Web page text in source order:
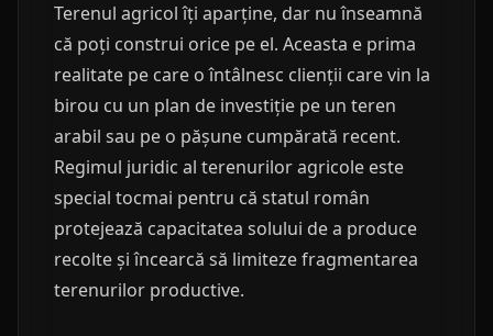
Terenul agricol îți aparține, dar nu înseamnă
că poți construi orice pe el. Aceasta e prima
realitate pe care o întâlnesc clienții care vin la
birou cu un plan de investiție pe un teren
arabil sau pe o pășune cumpărată recent.
Regimul juridic al terenurilor agricole este
special tocmai pentru că statul român
protejează capacitatea solului de a produce
recolte și încearcă să limiteze fragmentarea
terenurilor productive.